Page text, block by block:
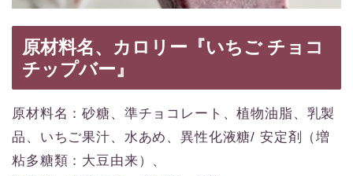
原材料名、カロリー『いちご チョコ
チップバー』
原材料名：砂糖、準チョコレート、植物油脂、乳製
品、いちご果汁、水あめ、異性化液糖/ 安定剤（増
粘多糖類：大豆由来）、